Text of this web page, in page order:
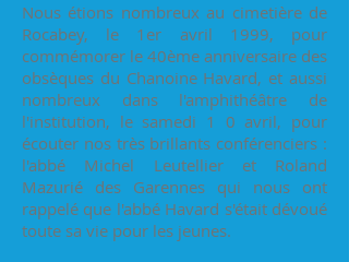
Nous étions nombreux au cimetière de
Rocabey, le 1er avril 1999, pour
commémorer le 40ème anniversaire des
obsèques du Chanoine Havard, et aussi
nombreux dans l'amphithéâtre de
l'institution, le samedi 1 0 avril, pour
écouter nos très brillants conférenciers :
l'abbé Michel Leutellier et Roland
Mazurié des Garennes qui nous ont
rappelé que l'abbé Havard s'était dévoué
toute sa vie pour les jeunes.